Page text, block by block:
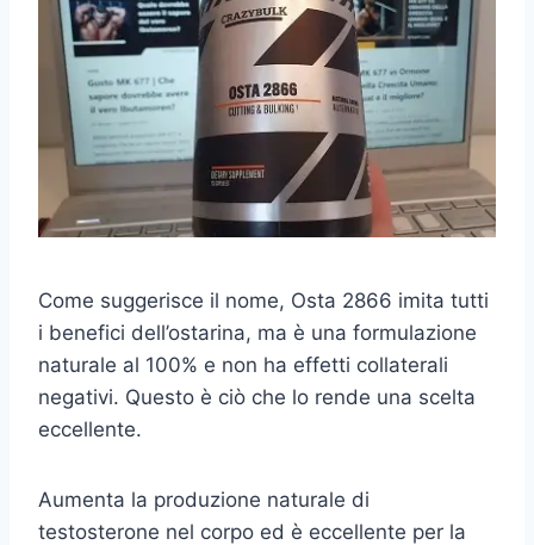
Come suggerisce il nome, Osta 2866 imita tutti
i benefici dell’ostarina, ma è una formulazione
naturale al 100% e non ha effetti collaterali
negativi. Questo è ciò che lo rende una scelta
eccellente.
Aumenta la produzione naturale di
testosterone nel corpo ed è eccellente per la